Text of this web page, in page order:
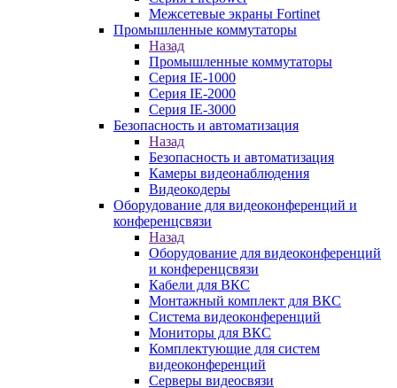
Межсетевые экраны Fortinet
Промышленные коммутаторы
Назад
Промышленные коммутаторы
Серия IE-1000
Серия IE-2000
Серия IE-3000
Безопасность и автоматизация
Назад
Безопасность и автоматизация
Камеры видеонаблюдения
Видеокодеры
Оборудование для видеоконференций и
конференцсвязи
Назад
Оборудование для видеоконференций
и конференцсвязи
Кабели для ВКС
Монтажный комплект для ВКС
Система видеоконференций
Мониторы для ВКС
Комплектующие для систем
видеоконференций
Серверы видеосвязи